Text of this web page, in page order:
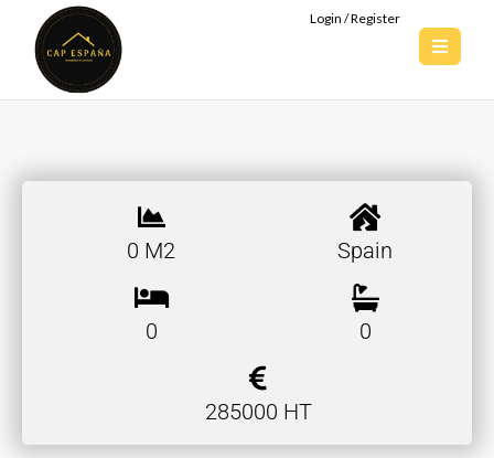
Login / Register
0 M2 Spain
0 0
285000 HT